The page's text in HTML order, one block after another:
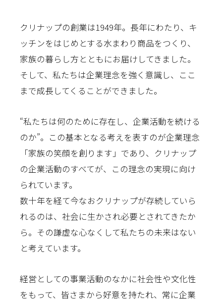
クリナップの創業は1949年。長年にわたり、キ
ッチンをはじめとする水まわり商品をつくり、
家族の暮らし方とともにお届けしてきました。
そして、私たちは企業理念を強く意識し、ここ
まで成長してくることができました。
“私たちは何のために存在し、企業活動を続ける
のか”。この基本となる考えを表すのが企業理念
「家族の笑顔を創ります」であり、クリナップ
の企業活動のすべてが、この理念の実現に向け
られています。
数十年を経て今なおクリナップが存続していら
れるのは、社会に生かされ必要とされてきたか
ら。その謙虚な心なくして私たちの未来はない
と考えています。
経営としての事業活動のなかに社会性や文化性
をもって、皆さまから好意を持たれ、常に企業